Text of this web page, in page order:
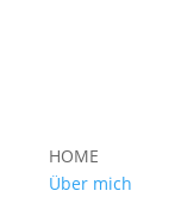
HOME
Über mich